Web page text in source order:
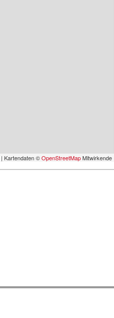
| Kartendaten ©OpenStreetMapMitwirkende